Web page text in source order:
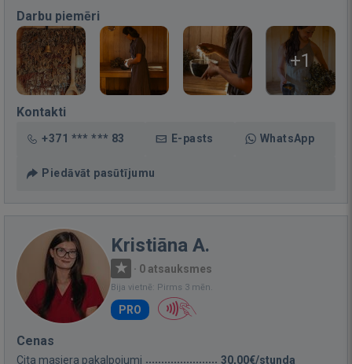
Darbu piemēri
+1
Kontakti
+371 *** *** 83 E-pasts WhatsApp
Piedāvāt pasūtījumu
Kristiāna A.
· 0 atsauksmes
Bija vietnē: Pirms 3 mēn.
PRO
Cenas
Cita masiera pakalpojumi 30,00€/stunda